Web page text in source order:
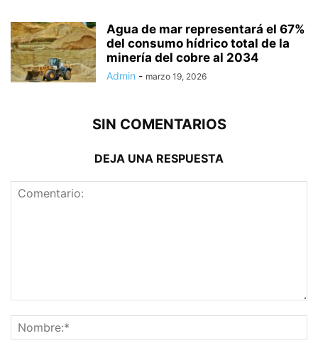
Agua de mar representará el 67%
del consumo hídrico total de la
minería del cobre al 2034
Admin - marzo 19, 2026
SIN COMENTARIOS
DEJA UNA RESPUESTA